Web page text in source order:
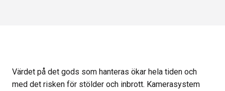
Värdet på det gods som hanteras ökar hela tiden och
med det risken för stölder och inbrott. Kamerasystem